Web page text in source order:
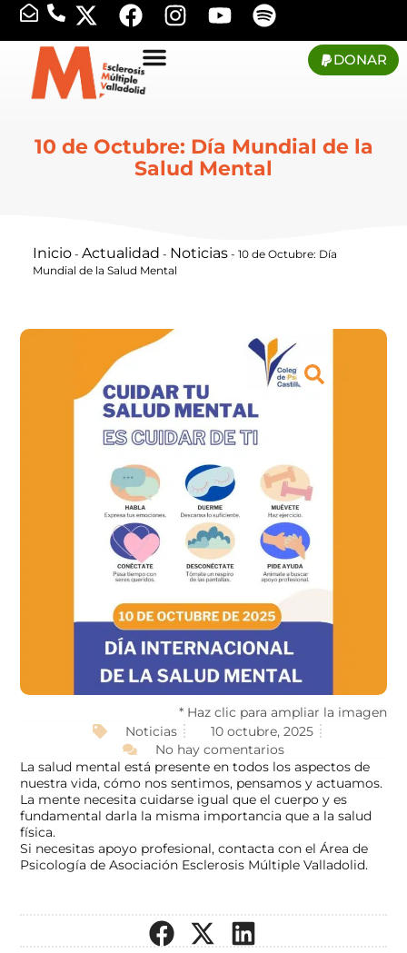
DONAR
10 de Octubre: Día Mundial de la
Salud Mental
Inicio- Actualidad - Noticias- 10 de Octubre: Día
Mundial de la Salud Mental
* Haz clic para ampliar la imagen
Noticias
10 octubre, 2025
No hay comentarios
La salud mental está presente en todos los aspectos de
nuestra vida, cómo nos sentimos, pensamos y actuamos.
La mente necesita cuidarse igual que el cuerpo y es
fundamental darla la misma importancia que a la salud
física.
Si necesitas apoyo profesional, contacta con el Área de
Psicología deAsociación Esclerosis Múltiple Valladolid.